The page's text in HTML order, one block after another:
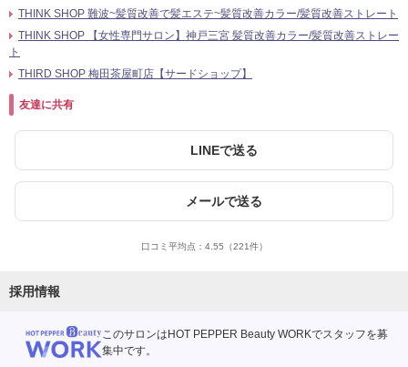
THINK SHOP 難波~髪質改善で髪エステ~髪質改善カラー/髪質改善ストレート
THINK SHOP 【女性専門サロン】神戸三宮 髪質改善カラー/髪質改善ストレー
ト
THIRD SHOP 梅田茶屋町店【サードショップ】
友達に共有
LINEで送る
メールで送る
口コミ平均点： 4.55 （221件）
採用情報
このサロンはHOT PEPPER Beauty WORKでスタッフを募
集中です。